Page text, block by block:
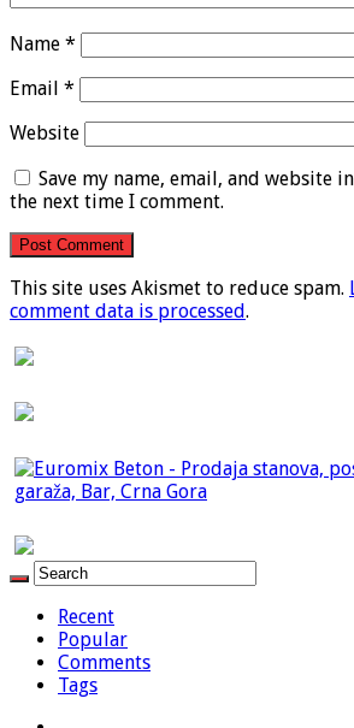
Name *
Email *
Website
Save my name, email, and website
the next time I comment.
This site uses Akismet to reduce spam.
comment data is processed.
Recent
Popular
Comments
Tags